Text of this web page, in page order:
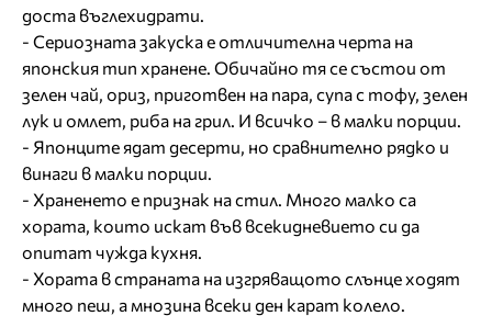
доста въглехидрати.
- Сериозната закуска е отличителна черта на
японския тип хранене. Обичайно тя се състои от
зелен чай, ориз, приготвен на пара, супа с тофу, зелен
лук и омлет, риба на грил. И всичко – в малки порции.
- Японците ядат десерти, но сравнително рядко и
винаги в малки порции.
- Храненето е признак на стил. Много малко са
хората, които искат във всекидневието си да
опитат чужда кухня.
- Хората в страната на изгряващото слънце ходят
много пеш, а мнозина всеки ден карат колело.